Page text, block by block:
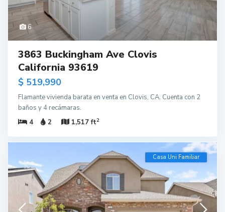
6
3863 Buckingham Ave Clovis
California 93619
$ 519,990
Flamante vivienda barata en venta en Clovis, CA. Cuenta con 2
baños y 4 recámaras.
4
2 1,517 ft2
Casa Uni Familiar